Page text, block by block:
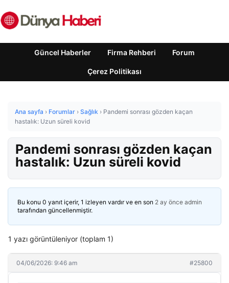
Güncel Haberler Firma Rehberi Forum
Çerez Politikası
Ana sayfa › Forumlar › Sağlık › Pandemi sonrası gözden kaçan
hastalık: Uzun süreli kovid
Pandemi sonrası gözden kaçan
hastalık: Uzun süreli kovid
Bu konu 0 yanıt içerir, 1 izleyen vardır ve en son 2 ay önce admin
tarafından güncellenmiştir.
1 yazı görüntüleniyor (toplam 1)
04/06/2026: 9:46 am #25800